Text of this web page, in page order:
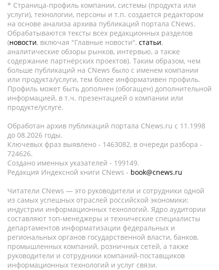
* Страница-профиль компании, системы (продукта или
услуги), технологии, персоны и т.п. создается редактором
на основе анализа архива публикаций портала CNews.
Обрабатываются тексты всех редакционных разделов
(новости, включая "Главные новости", статьи,
аналитические обзоры рынков, интервью, а также
содержание партнёрских проектов). Таким образом, чем
больше публикаций на CNews было с именем компании
или продукта/услуги, тем более информативен профиль.
Профиль может быть дополнен (обогащен) дополнительной
информацией, в т.ч. презентацией о компании или
продукте/услуге.
Обработан архив публикаций портала CNews.ru c 11.1998
до 08.2026 годы.
Ключевых фраз выявлено - 1463082, в очереди разбора -
724626.
Создано именных указателей - 199149.
Редакция Индексной книги CNews - book@cnews.ru
Читатели CNews — это руководители и сотрудники одной
из самых успешных отраслей российской экономики:
индустрии информационных технологий. Ядро аудитории
составляют топ-менеджеры и технические специалисты
департаментов информатизации федеральных и
региональных органов государственной власти, банков,
промышленных компаний, розничных сетей, а также
руководители и сотрудники компаний-поставщиков
информационных технологий и услуг связи.